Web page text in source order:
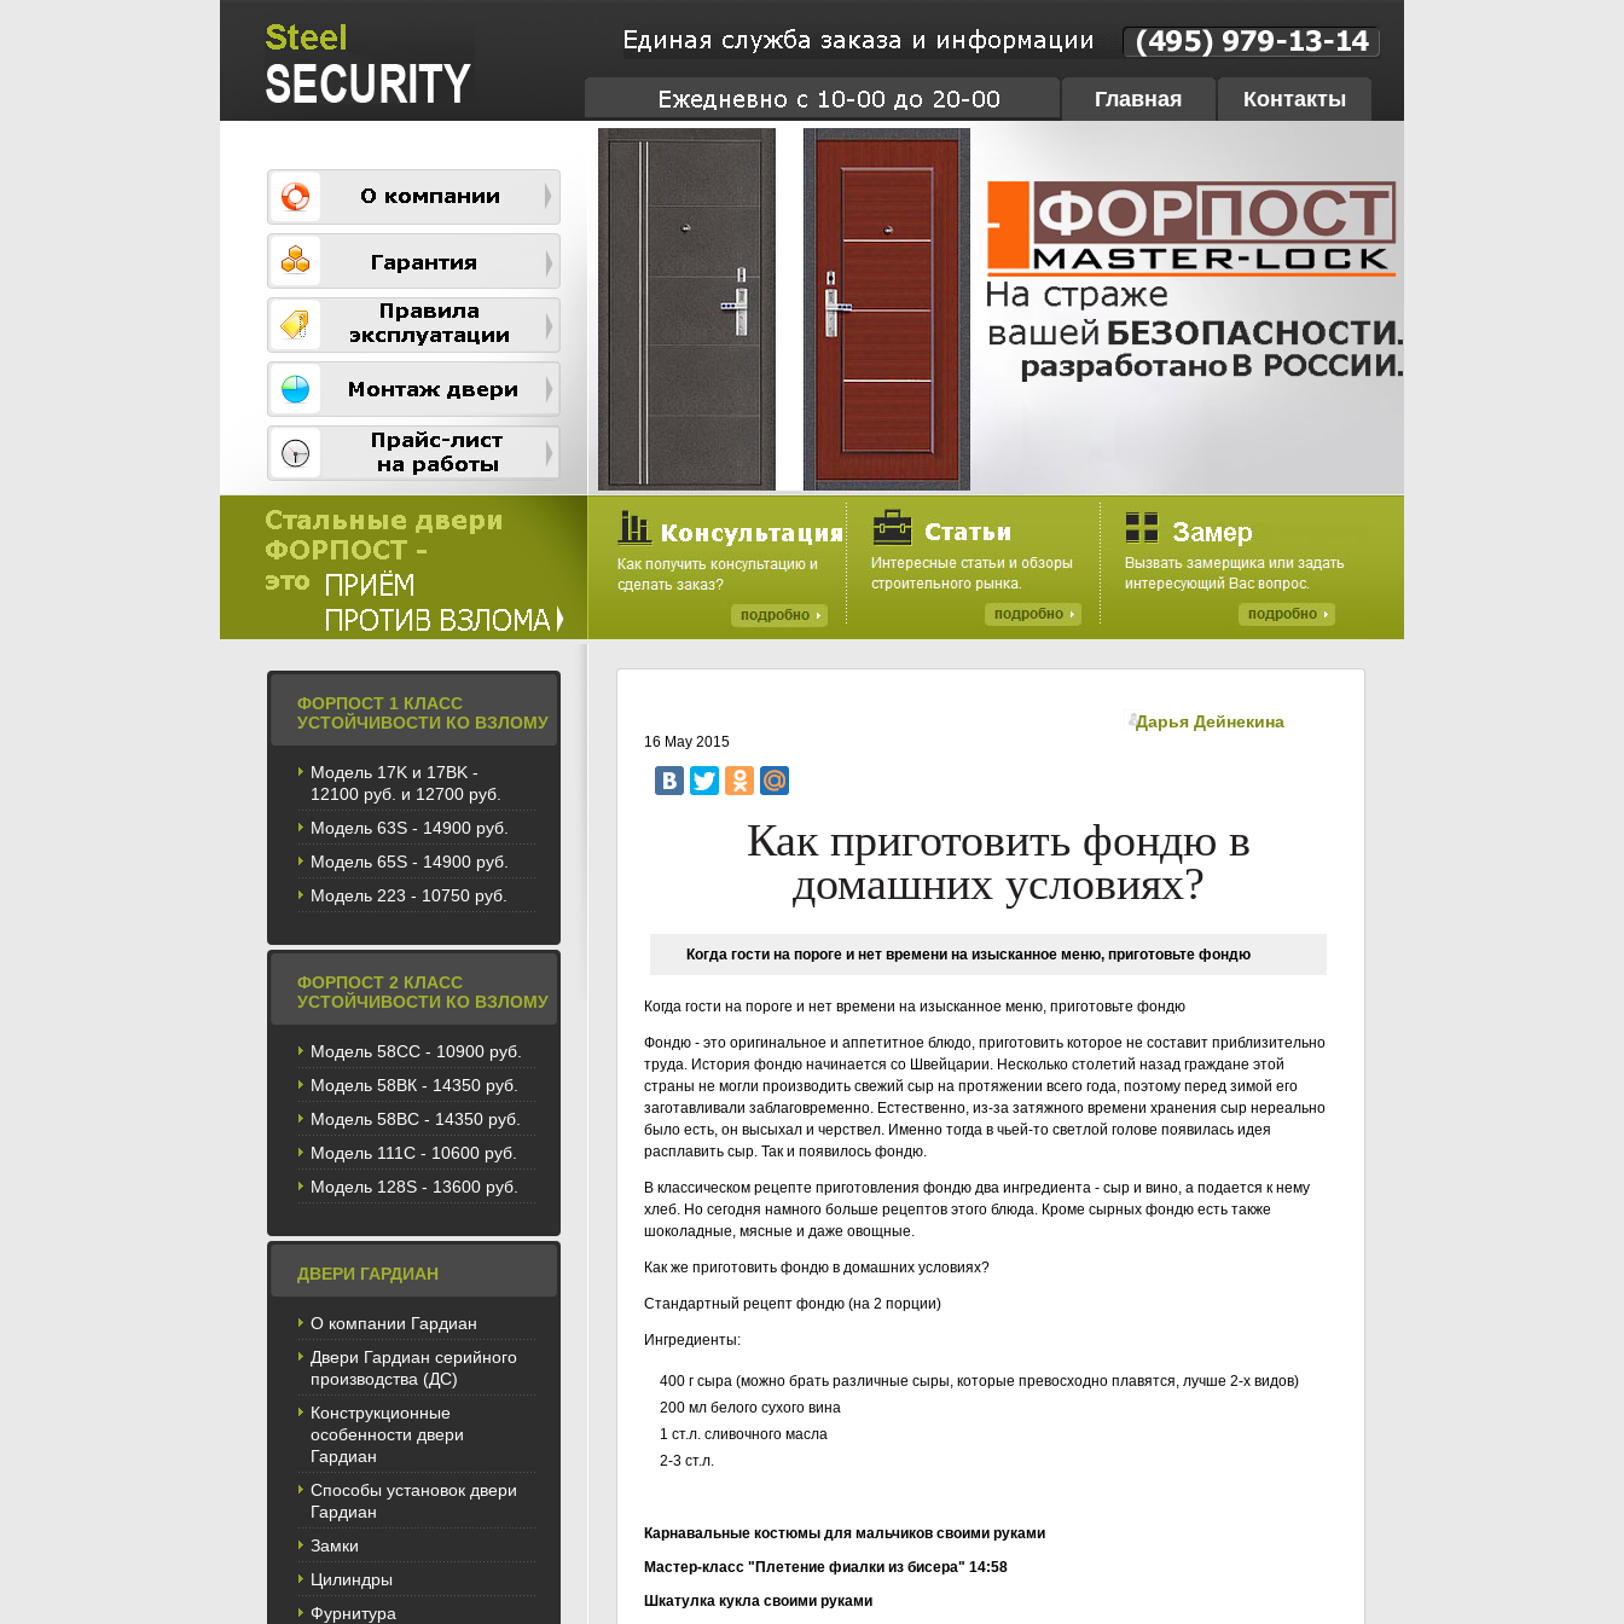
Главная Контакты
ФОРПОСТ 1 КЛАСС
УСТОЙЧИВОСТИ КО ВЗЛОМУ
Модель 17K и 17BK -
12100 руб. и 12700 руб.
Модель 63S - 14900 руб.
Модель 65S - 14900 руб.
Модель 223 - 10750 руб.
ФОРПОСТ 2 КЛАСС
УСТОЙЧИВОСТИ КО ВЗЛОМУ
Модель 58CС - 10900 руб.
Модель 58BК - 14350 руб.
Модель 58ВС - 14350 руб.
Модель 111С - 10600 руб.
Модель 128S - 13600 руб.
ДВЕРИ ГАРДИАН
О компании Гардиан
Двери Гардиан серийного
производства (ДС)
Конструкционные
особенности двери
Гардиан
Способы установок двери
Гардиан
Замки
Цилиндры
Фурнитура
Дарья Дейнекинa
16 May 2015
Как приготовить фондю в
домашних условиях?
Когда гости на пороге и нет времени на изысканное меню, приготовьте фондю
Когда гости на пороге и нет времени на изысканное меню, приготовьте фондю
Фондю - это оригинальное и аппетитное блюдо, приготовить которое не составит приблизительно
труда. История фондю начинается со Швейцарии. Несколько столетий назад граждане этой
страны не могли производить свежий сыр на протяжении всего года, поэтому перед зимой его
заготавливали заблаговременно. Естественно, из-за затяжного времени хранения сыр нереально
было есть, он высыхал и черствел. Именно тогда в чьей-то светлой голове появилась идея
расплавить сыр. Так и появилось фондю.
В классическом рецепте приготовления фондю два ингредиента - сыр и вино, а подается к нему
хлеб. Но сегодня намного больше рецептов этого блюда. Кроме сырных фондю есть также
шоколадные, мясные и даже овощные.
Как же приготовить фондю в домашних условиях?
Стандартный рецепт фондю (на 2 порции)
Ингредиенты:
400 г сыра (можно брать различные сыры, которые превосходно плавятся, лучше 2-х видов)
200 мл белого сухого вина
1 ст.л. сливочного масла
2-3 ст.л.
Карнавальные костюмы для мальчиков своими руками
Мастер-класс "Плетение фиалки из бисера" 14:58
Шкатулка кукла своими руками